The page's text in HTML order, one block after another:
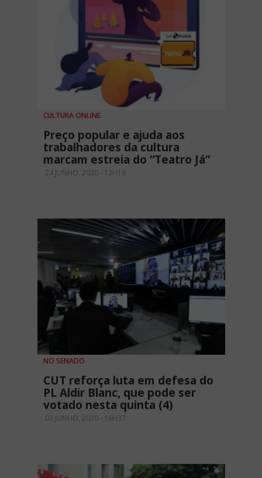
CULTURA ONLINE
Preço popular e ajuda aos
trabalhadores da cultura
marcam estreia do “Teatro Já”
24 JUNHO, 2020 - 12H16
NO SENADO
CUT reforça luta em defesa do
PL Aldir Blanc, que pode ser
votado nesta quinta (4)
03 JUNHO, 2020 - 16H37